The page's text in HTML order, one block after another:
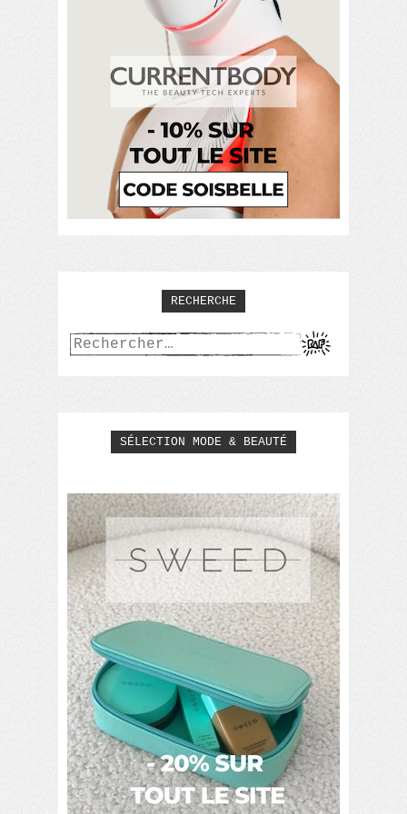
RECHERCHE
Rechercher :
SÉLECTION MODE & BEAUTÉ